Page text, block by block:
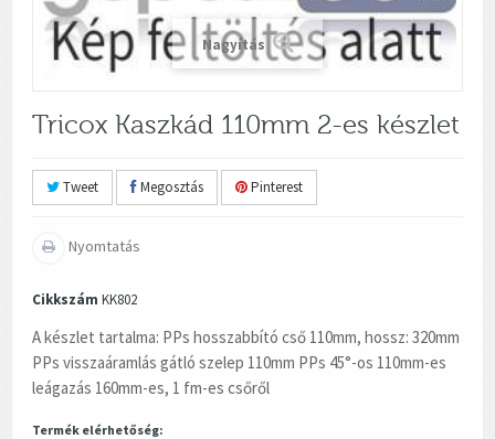
Nagyítás
Tricox Kaszkád 110mm 2-es készlet
Tweet Megosztás Pinterest
Nyomtatás
Cikkszám KK802
A készlet tartalma: PPs hosszabbító cső 110mm, hossz: 320mm
PPs visszaáramlás gátló szelep 110mm PPs 45°-os 110mm-es
leágazás 160mm-es, 1 fm-es csőről
Termék elérhetőség: